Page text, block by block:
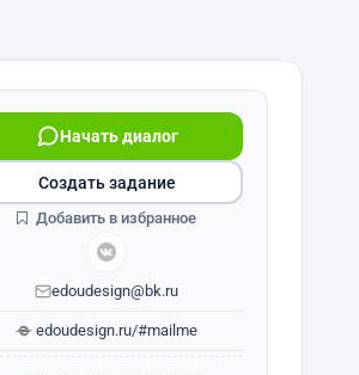
Начать диалог
edoudesign@bk.ru
edoudesign.ru/#mailme
Создать задание
Добавить в избранное